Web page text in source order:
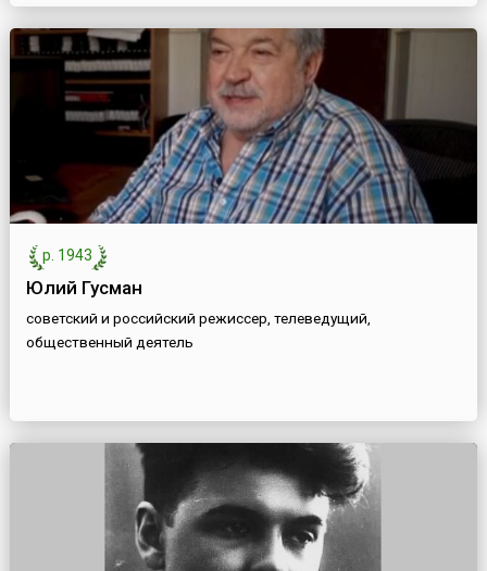
р. 1943
Юлий Гусман
советский и российский режиссер, телеведущий,
общественный деятель